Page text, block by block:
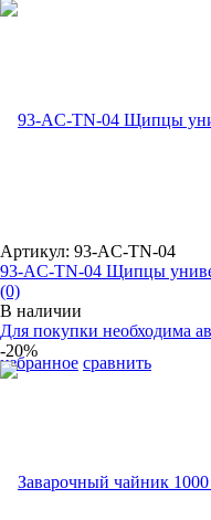
избранное сравнить
Артикул: 93-AC-TN-04
93-AC-TN-04 Щипцы
(0)
В наличии
Для покупки необходима
-20%